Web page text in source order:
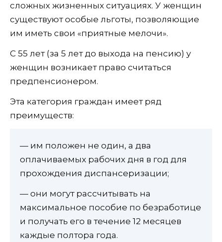
сложных жизненных ситуациях. У женщин
существуют особые льготы, позволяющие
им иметь свои «приятные мелочи».
С 55 лет (за 5 лет до выхода на пенсию) у
женщин возникает право считаться
предпенсионером.
Эта категория граждан имеет ряд
преимуществ:
— им положен не один, а два
оплачиваемых рабочих дня в год для
прохождения диспансеризации;
— они могут рассчитывать на
максимальное пособие по безработице
и получать его в течение 12 месяцев
каждые полтора года.